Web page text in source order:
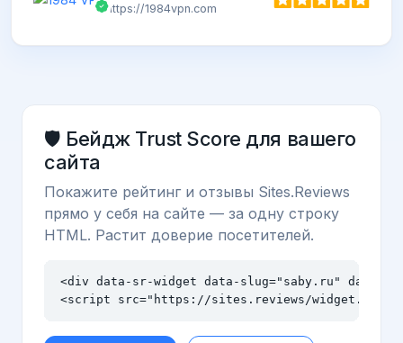
https://1984vpn.com
🛡️ Бейдж Trust Score для вашего
сайта
Покажите рейтинг и отзывы Sites.Reviews
прямо у себя на сайте — за одну строку
HTML. Растит доверие посетителей.
<div data-sr-widget data-slug="saby.ru" data-
<script src="https://sites.reviews/widget.js"